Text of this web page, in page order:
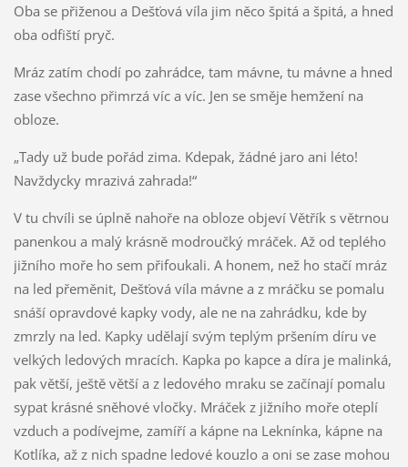
Oba se přiženou a Dešťová víla jim něco špitá a špitá, a hned
oba odfiští pryč.
Mráz zatím chodí po zahrádce, tam mávne, tu mávne a hned
zase všechno přimrzá víc a víc. Jen se směje hemžení na
obloze.
„Tady už bude pořád zima. Kdepak, žádné jaro ani léto!
Navždycky mrazivá zahrada!“
V tu chvíli se úplně nahoře na obloze objeví Větřík s větrnou
panenkou a malý krásně modroučký mráček. Až od teplého
jižního moře ho sem přifoukali. A honem, než ho stačí mráz
na led přeměnit, Dešťová víla mávne a z mráčku se pomalu
snáší opravdové kapky vody, ale ne na zahrádku, kde by
zmrzly na led. Kapky udělají svým teplým pršením díru ve
velkých ledových mracích. Kapka po kapce a díra je malinká,
pak větší, ještě větší a z ledového mraku se začínají pomalu
sypat krásné sněhové vločky. Mráček z jižního moře oteplí
vzduch a podívejme, zamíří a kápne na Leknínka, kápne na
Kotlíka, až z nich spadne ledové kouzlo a oni se zase mohou